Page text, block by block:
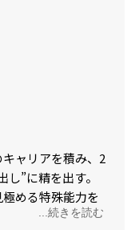
ャリアを積み、2
”に精を出す。
める特殊能力を
をもつ。日々のキ
...続きを読む